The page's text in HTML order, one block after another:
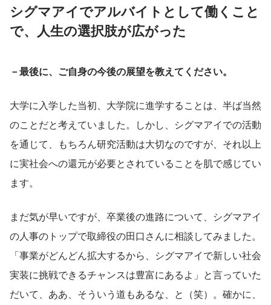
シグマアイでアルバイトとして働くこと
で、人生の選択肢が広がった
－最後に、ご自身の今後の展望を教えてください。
大学に入学した当初、大学院に進学することは、半ば当然
のことだと考えていました。しかし、シグマアイでの活動
を通じて、もちろん研究活動は大切なのですが、それ以上
に実社会への還元が必要とされていることを肌で感じてい
ます。
まだ気が早いですが、卒業後の進路について、シグマアイ
の人事のトップで取締役の田口さんに相談してみました。
「事業がどんどん拡大するから、シグマアイで新しい社会
実装に挑戦できるチャンスは豊富にあるよ」と言っていた
だいて、ああ、そういう道もあるな、と（笑）。確かに、